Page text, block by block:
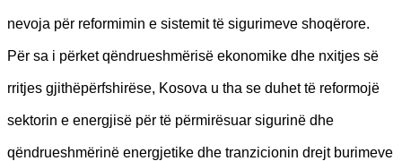
nevoja për reformimin e sistemit të sigurimeve shoqërore.
Për sa i përket qëndrueshmërisë ekonomike dhe nxitjes së
rritjes gjithëpërfshirëse, Kosova u tha se duhet të reformojë
sektorin e energjisë për të përmirësuar sigurinë dhe
qëndrueshmërinë energjetike dhe tranzicionin drejt burimeve